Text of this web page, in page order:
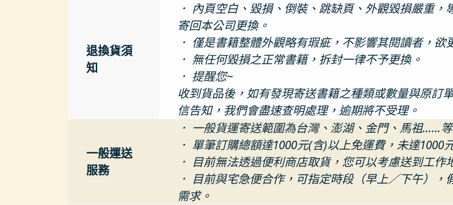
退換貨須
知
． 內頁空白、毀損、倒裝、跳缺頁、外觀毀損嚴重
寄回本公司更換。
． 僅是書籍整體外觀略有瑕疵，不影響其閱讀者，欲
． 無任何毀損之正常書籍，拆封一律不予更換。
． 提醒您~
收到貨品後，如有發現寄送書籍之種類或數量與原訂
信告知，我們會盡速查明處理，逾期將不受理。
一般運送
服務
． 一般貨運寄送範圍為台灣、澎湖、金門、馬祖……
． 單筆訂購總額達1000元(含)以上免運費，未達1000
． 目前無法透過便利商店取貨，您可以考慮送到工
． 目前與宅急便合作，可指定時段（早上／下午）
需求。